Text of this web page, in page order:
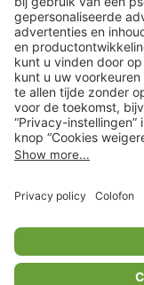
In
Acties